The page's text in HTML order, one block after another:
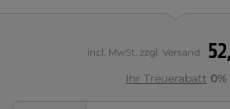
incl. MwSt. zzgl. Versand
Ihr Treuerabatt 0%